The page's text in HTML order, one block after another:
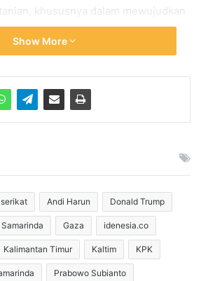
khususnya dalam mewujudkan
nasional.
di Jawa Timur.
Tuban sebagai daerah strategis
SDM sekaligus Kasatgas Ketahanan
Panen Raya Jagung
nyata sinergi pemerintah, Polri, dan
Show More
Andi Harun Donald Trump
Samarinda Gaza idenesia.co
Kalimantan Timur Kaltim KPK
Prabowo Subianto